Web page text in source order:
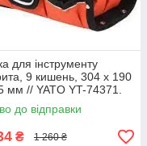
для інструменту
9 кишень, 304 х 190
мм // YATO YT-74371.
до відправки
₴ 1 260 ₴